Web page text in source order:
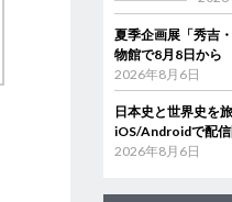
夏季企画展「秀吉
物館で8月8日から
2026年8月6日
日本史と世界史を
iOS/Androidで配
2026年8月6日